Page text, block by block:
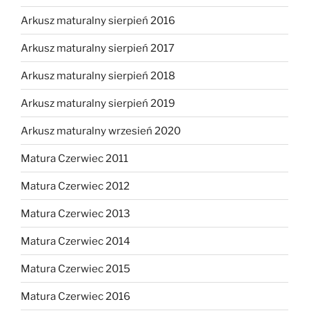
Arkusz maturalny sierpień 2016
Arkusz maturalny sierpień 2017
Arkusz maturalny sierpień 2018
Arkusz maturalny sierpień 2019
Arkusz maturalny wrzesień 2020
Matura Czerwiec 2011
Matura Czerwiec 2012
Matura Czerwiec 2013
Matura Czerwiec 2014
Matura Czerwiec 2015
Matura Czerwiec 2016